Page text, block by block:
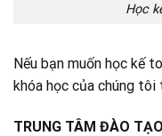
Học
Nếu bạn muốn học kế
khóa học của chúng tôi
TRUNG TÂM ĐÀO